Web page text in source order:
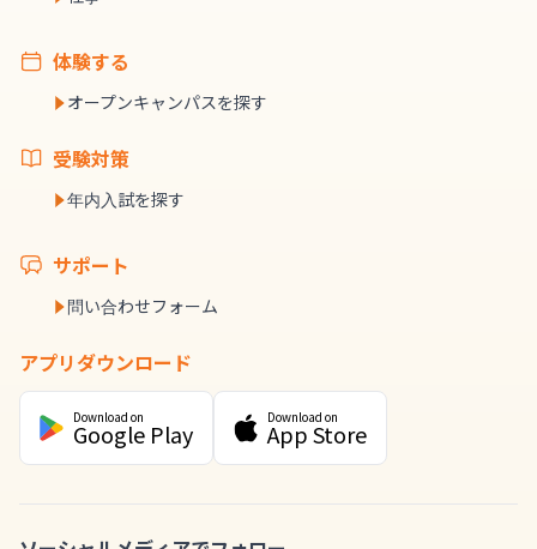
体験する
オープンキャンパスを探す
受験対策
年内入試を探す
サポート
問い合わせフォーム
アプリダウンロード
Download on
Google Play
Download on
App Store